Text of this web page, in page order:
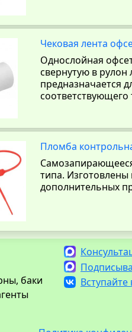
Чековая лента
Однослойная
свернутую в рулон
предназначается
соответствующего
Пломба
типа. Изготовлены
дополнительных
баки
Вступайте